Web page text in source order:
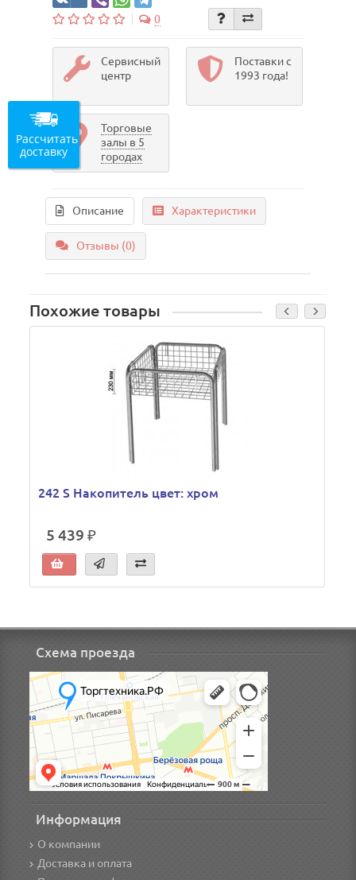
0
Сервисный
центр
Поставки с
1993 года!
Торговые
залы в 5
городах
Описание Характеристики
Отзывы (0)
Похожие товары
242 S Накопитель цвет: хром
5 439 ₽
Схема проезда
Информация
О компании
Доставка и оплата
Рассчитать
доставку